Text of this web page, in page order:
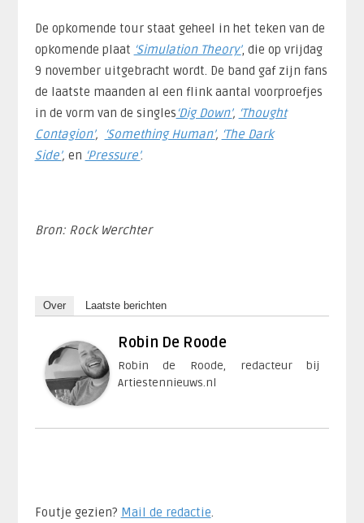
De opkomende tour staat geheel in het teken van de
opkomende plaat ‘Simulation Theory’, die op vrijdag
9 november uitgebracht wordt. De band gaf zijn fans
de laatste maanden al een flink aantal voorproefjes
in de vorm van de singles‘Dig Down’, ‘Thought
Contagion’, ‘Something Human’, ‘The Dark
Side’, en ‘Pressure’.
Bron: Rock Werchter
Over Laatste berichten
Robin De Roode
Robin de Roode, redacteur bij
Artiestennieuws.nl
Foutje gezien? Mail de redactie.​